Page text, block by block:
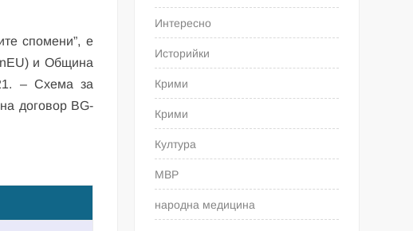
спомени”, е
и Община
– Схема за
договор BG-
Интересно
Историйки
Крими
Крими
Култура
МВР
народна медицина